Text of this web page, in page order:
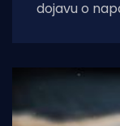
dojavu o